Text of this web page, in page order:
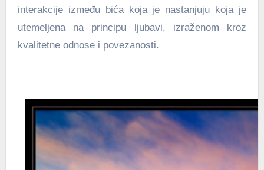
interakcije između bića koja je nastanjuju koja je
utemeljena na principu ljubavi, izraženom kroz
kvalitetne odnose i povezanosti.